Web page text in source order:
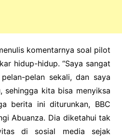
komentarnya soal pilot
hidup-hidup. “Saya sangat
pelan sekali, dan saya
sehingga kita bisa menyiksa
berita ini diturunkan, BBC
Abuanza. Dia diketahui tak
di sosial media sejak